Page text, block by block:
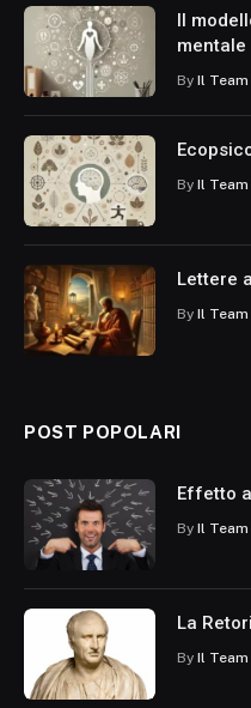
Il
mentale
By Il
By Il
Lettere
By Il
POST POPOLARI
Effetto
By Il
La
By Il